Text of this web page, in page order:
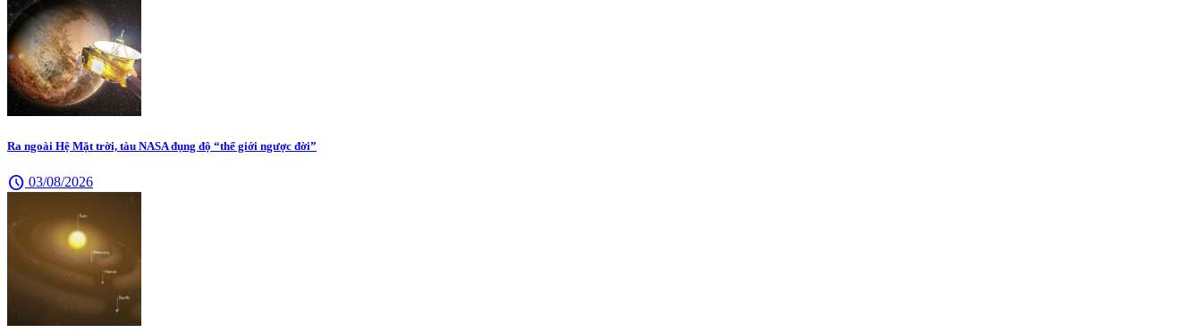
Ra ngoài Hệ Mặt trời, tàu NASA đụng độ “thế giới ngược đời”
schedule 03/08/2026